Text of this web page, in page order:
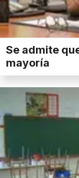
Se admite
mayoría